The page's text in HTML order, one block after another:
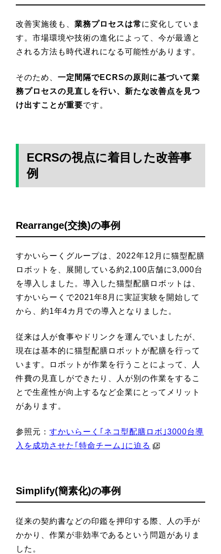
改善実施後も、 業務プロセスは常に変化していま
す。市場環境や技術の進化によって、今が最適と
される方法も時代遅れになる可能性があります。
そのため、 一定間隔でECRSの原則に基づいて業
務プロセスの見直しを行い、新たな改善点を見つ
け出すことが重要です。
ECRSの視点に着目した改善事
例
Rearrange(交換)の事例
すかいらーくグループは、2022年12月に猫型配膳
ロボットを、展開している約2,100店舗に3,000台
を導入しました。導入した猫型配膳ロボットは、
すかいらーくで2021年8月に実証実験を開始して
から、約1年4カ月での導入となりました。
従来は人が食事やドリンクを運んでいましたが、
現在は基本的に猫型配膳ロボットが配膳を行って
います。ロボットが作業を行うことによって、人
件費の見直しができたり、人が別の作業をするこ
とで生産性が向上するなど企業にとってメリット
があります。
参照元： すかいらーく｢ネコ型配膳ロボ｣3000台導
入を成功させた｢特命チーム｣に迫る
Simplify(簡素化)の事例
従来の契約書などの印鑑を押印する際、人の手が
かかり、作業が非効率であるという問題がありま
した。